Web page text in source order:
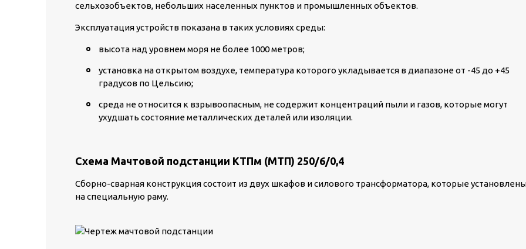
сельхозобъектов, небольших населенных пунктов и промышленных объектов.
Эксплуатация устройств показана в таких условиях среды:
высота над уровнем моря не более 1000 метров;
установка на открытом воздухе, температура которого укладывается в диапазоне от -45 до +45
градусов по Цельсию;
среда не относится к взрывоопасным, не содержит концентраций пыли и газов, которые могут
ухудшать состояние металлических деталей или изоляции.
Схема Мачтовой подстанции КТПм (МТП) 250/6/0,4
Сборно-сварная конструкция состоит из двух шкафов и силового трансформатора, которые
на специальную раму.